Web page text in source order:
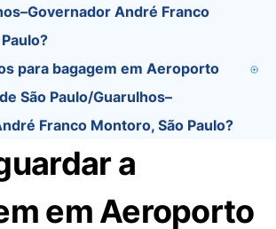
André Franco
para bagagem em Aeroporto
São Paulo/Guarulhos–
Franco Montoro, São Paulo?
a
em Aeroporto